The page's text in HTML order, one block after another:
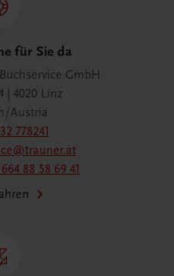
für Sie da
GmbH
| 4020 Linz
Austria
778241
88 58 69 41